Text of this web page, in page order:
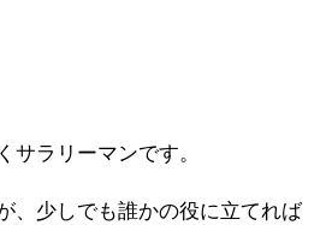
サラリーマンです。
、少しでも誰かの役に立てれば